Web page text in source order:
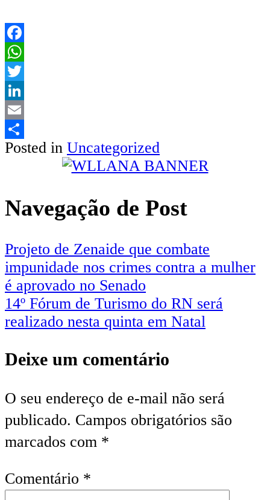
Facebook
WhatsApp
Twitter
LinkedIn
Email
Share
Posted in Uncategorized
Navegação de Post
Projeto de Zenaide que combate
impunidade nos crimes contra a mulher
é aprovado no Senado
14º Fórum de Turismo do RN será
realizado nesta quinta em Natal
Deixe um comentário
O seu endereço de e-mail não será
publicado. Campos obrigatórios são
marcados com *
Comentário *